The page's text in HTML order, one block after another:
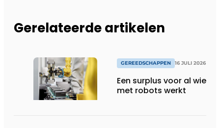
Gerelateerde artikelen
GEREEDSCHAPPEN 16 JULI 2026
Een surplus voor al wie
met robots werkt